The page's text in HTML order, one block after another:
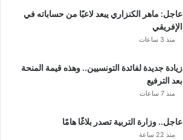
عاجل: ماهر الكنزاري يبعد لاعبًا من حساباته في
الإفريقي
منذ 3 ساعات
زيادة جديدة لفائدة التونسيين.. وهذه قيمة المنحة
بعد الترفيع
منذ 7 ساعات
عاجل.. وزارة التربية تصدر بلاغًا هامًا
منذ 22 ساعة